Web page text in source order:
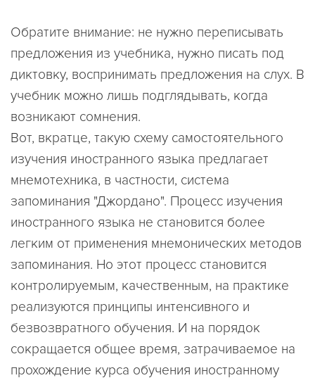
Обратите внимание: не нужно переписывать
предложения из учебника, нужно писать под
диктовку, воспринимать предложения на слух. В
учебник можно лишь подглядывать, когда
возникают сомнения.
Вот, вкратце, такую схему самостоятельного
изучения иностранного языка предлагает
мнемотехника, в частности, система
запоминания "Джордано". Процесс изучения
иностранного языка не становится более
легким от применения мнемонических методов
запоминания. Но этот процесс становится
контролируемым, качественным, на практике
реализуются принципы интенсивного и
безвозвратного обучения. И на порядок
сокращается общее время, затрачиваемое на
прохождение курса обучения иностранному